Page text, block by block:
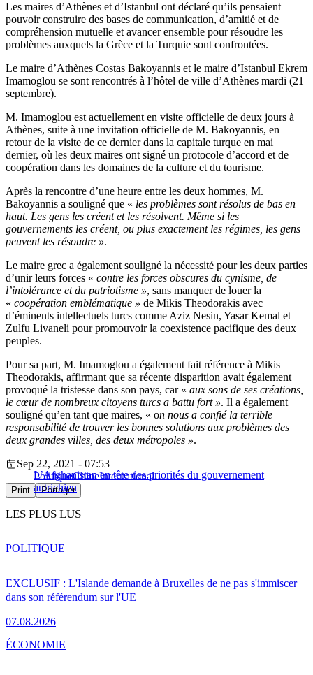
Les maires d’Athènes et d’Istanbul ont déclaré qu’ils pensaient
pouvoir construire des bases de communication, d’amitié et de
compréhension mutuelle et avancer ensemble pour résoudre les
problèmes auxquels la Grèce et la Turquie sont confrontées.
Le maire d’Athènes Costas Bakoyannis et le maire d’Istanbul Ekrem
Imamoglou se sont rencontrés à l’hôtel de ville d’Athènes mardi (21
septembre).
M. Imamoglou est actuellement en visite officielle de deux jours à
Athènes, suite à une invitation officielle de M. Bakoyannis, en
retour de la visite de ce dernier dans la capitale turque en mai
dernier, où les deux maires ont signé un protocole d’accord et de
coopération dans les domaines de la culture et du tourisme.
Après la rencontre d’une heure entre les deux hommes, M.
Bakoyannis a souligné que « les problèmes sont résolus de bas en
haut. Les gens les créent et les résolvent. Même si les
gouvernements les créent, ou plus exactement les régimes, les gens
peuvent les résoudre ».
Le maire grec a également souligné la nécessité pour les deux parties
d’unir leurs forces « contre les forces obscures du cynisme, de
l’intolérance et du patriotisme », sans manquer de louer la
« coopération emblématique » de Mikis Theodorakis avec
d’éminents intellectuels turcs comme Aziz Nesin, Yasar Kemal et
Zulfu Livaneli pour promouvoir la coexistence pacifique des deux
peuples.
Pour sa part, M. Imamoglou a également fait référence à Mikis
Theodorakis, affirmant que sa récente disparition avait également
provoqué la tristesse dans son pays, car « aux sons de ses créations,
le cœur de nombreux citoyens turcs a battu fort ». Il a également
souligné qu’en tant que maires, « on nous a confié la terrible
responsabilité de trouver les bonnes solutions aux problèmes des
deux grandes villes, des deux métropoles ».
L’Afghanistan en tête des priorités du gouvernement
autrichien
Sep 22, 2021 - 07:53
PolitiqueChineInternational
Print Partager
LES PLUS LUS
EXCLUSIF : L'Islande demande à Bruxelles de ne pas s'immiscer
dans son référendum sur l'UE
07.08.2026
POLITIQUE
ÉCONOMIE